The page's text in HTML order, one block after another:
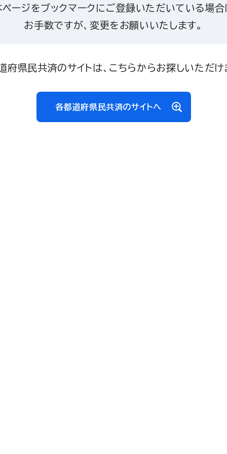
ページをブックマークにご登録いただいている場合
お手数ですが、変更をお願いいたします。
府県民共済のサイトは、こちらからお探しいただけ
各都道府県民共済のサイトへ